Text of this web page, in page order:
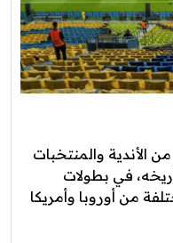
الأندية والمنتخبات
في بطولات
من أوروبا وأمريكا